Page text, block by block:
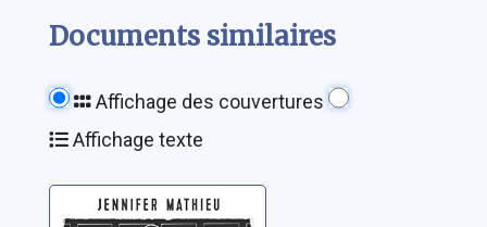
Documents similaires
Affichage des couvertures
Affichage texte
Moxie